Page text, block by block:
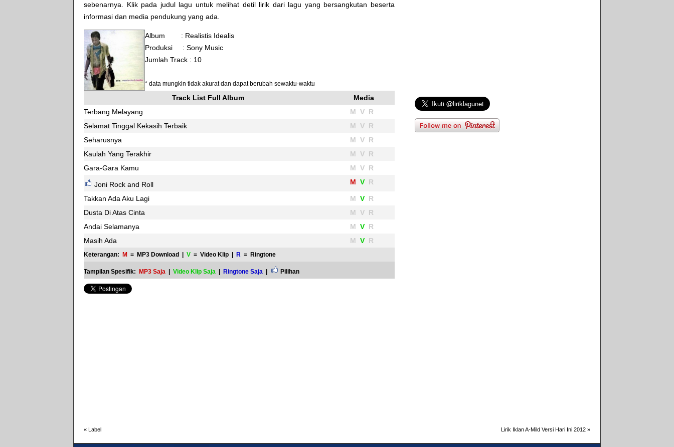
sebenarnya. Klik pada judul lagu untuk melihat detil lirik dari lagu yang bersangkutan beserta
informasi dan media pendukung yang ada.
Album : Realistis Idealis
Produksi : Sony Music
Jumlah Track : 10
* data mungkin tidak akurat dan dapat berubah sewaktu-waktu
Track List Full Album
Media
Terbang Melayang
M V R
Selamat Tinggal Kekasih Terbaik
M V R
Seharusnya
M V R
Kaulah Yang Terakhir
M V R
Gara-Gara Kamu
M V R
Joni Rock and Roll M VR
Takkan Ada Aku Lagi M VR
Dusta Di Atas Cinta
M V R
Andai Selamanya
M VR
Masih Ada
M VR
Keterangan: M = MP3 Download | V = Video Klip | R = Ringtone
Tampilan Spesifik: MP3 Saja | Video Klip Saja | Ringtone Saja | Pilihan
« Label Lirik Iklan A-Mild Versi Hari Ini 2012 »